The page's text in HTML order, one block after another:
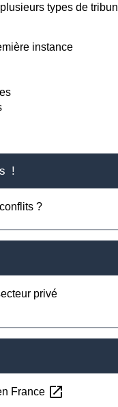
types de
instance
!
?
privé
France open_in_new